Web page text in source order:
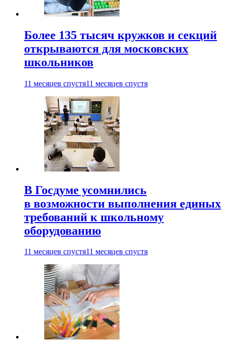
Более 135 тысяч кружков и секций
открываются для московских
школьников
11 месяцев спустя11 месяцев спустя
В Госдуме усомнились
в возможности выполнения единых
требований к школьному
оборудованию
11 месяцев спустя11 месяцев спустя